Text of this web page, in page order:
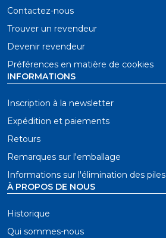
Contactez-nous
Trouver un revendeur
Devenir revendeur
Préférences en matière de cookies
INFORMATIONS
Inscription à la newsletter
Expédition et paiements
Retours
Remarques sur l'emballage
Informations sur l'élimination des piles
À PROPOS DE NOUS
Historique
Qui sommes-nous